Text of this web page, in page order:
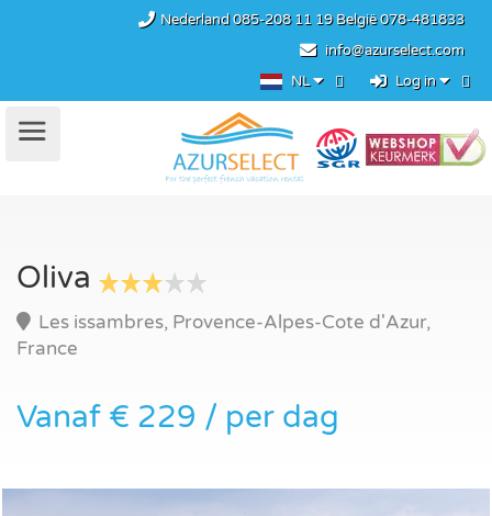
Nederland085-208 11 19België078-481833
info@azurselect.com
NL
Log in
Oliva
Les issambres, Provence-Alpes-Cote d'Azur,
France
Vanaf € 229 / per dag